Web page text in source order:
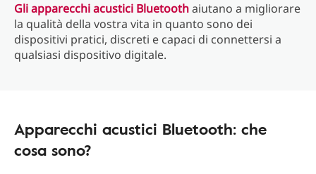
Gli apparecchi acustici Bluetoothaiutano a migliorare
la qualità della vostra vita in quanto sono dei
dispositivi pratici, discreti e capaci di connettersi a
qualsiasi dispositivo digitale.
Apparecchi acustici Bluetooth: che
cosa sono?